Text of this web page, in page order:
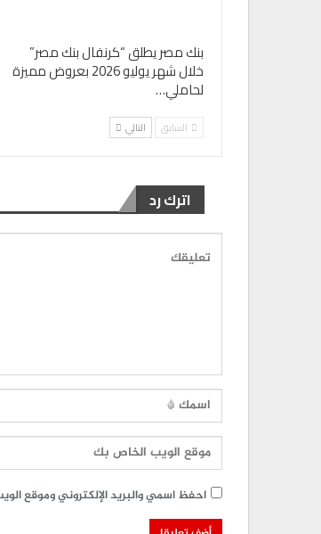
بنك مصر يطلق “كرنفال بنك مصر”
خلال شهر يوليو 2026 بعروض مميزة
لحاملي…
السابق التالي
اترك رد
احفظ اسمي والبريد الإلكتروني وموقع